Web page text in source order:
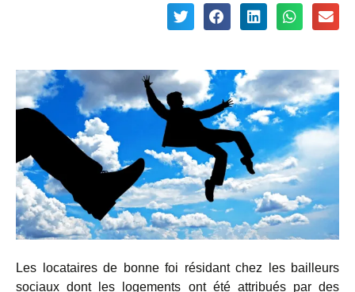
Les locataires de bonne foi résidant chez les bailleurs
sociaux dont les logements ont été attribués par des